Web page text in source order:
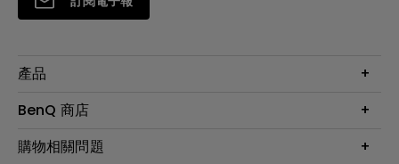
產品
大型液晶
投影機
BenQ 商店
最新產品與活動
購物相關問題